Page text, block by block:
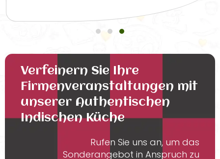
Verfeinern Sie Ihre
Firmenveranstaltungen mit
unserer Authentischen
Indischen Küche
Rufen Sie uns an, um das
Sonderangebot in Anspruch zu